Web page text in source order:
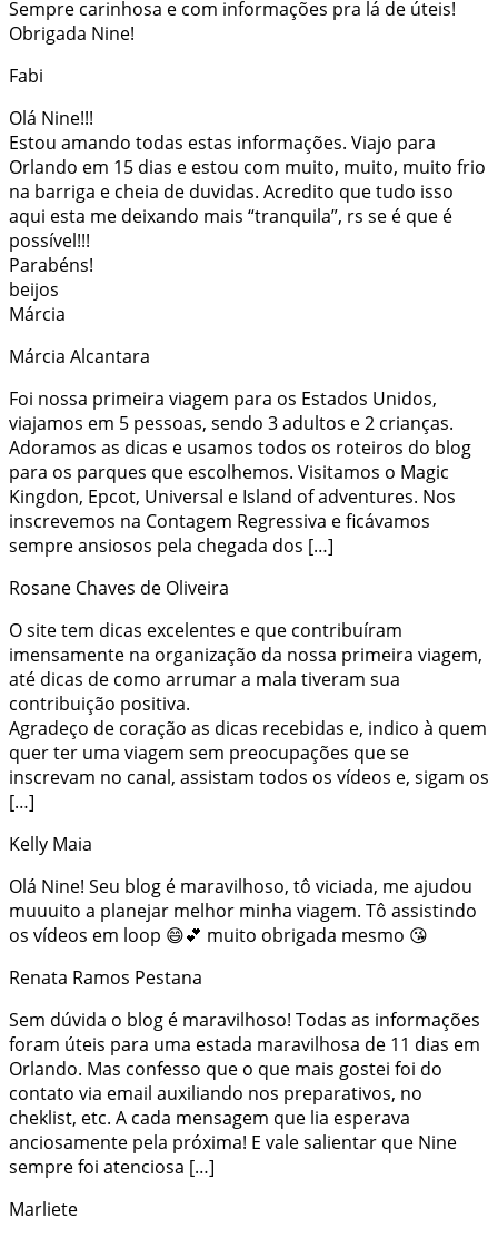
Sempre carinhosa e com informações pra lá de úteis!
Obrigada Nine!
Fabi
Olá Nine!!!
Estou amando todas estas informações. Viajo para
Orlando em 15 dias e estou com muito, muito, muito frio
na barriga e cheia de duvidas. Acredito que tudo isso
aqui esta me deixando mais “tranquila”, rs se é que é
possível!!!
Parabéns!
beijos
Márcia
Márcia Alcantara
Foi nossa primeira viagem para os Estados Unidos,
viajamos em 5 pessoas, sendo 3 adultos e 2 crianças.
Adoramos as dicas e usamos todos os roteiros do blog
para os parques que escolhemos. Visitamos o Magic
Kingdon, Epcot, Universal e Island of adventures. Nos
inscrevemos na Contagem Regressiva e ficávamos
sempre ansiosos pela chegada dos […]
Rosane Chaves de Oliveira
O site tem dicas excelentes e que contribuíram
imensamente na organização da nossa primeira viagem,
até dicas de como arrumar a mala tiveram sua
contribuição positiva.
Agradeço de coração as dicas recebidas e, indico à quem
quer ter uma viagem sem preocupações que se
inscrevam no canal, assistam todos os vídeos e, sigam os
[…]
Kelly Maia
Olá Nine! Seu blog é maravilhoso, tô viciada, me ajudou
muuuito a planejar melhor minha viagem. Tô assistindo
os vídeos em loop 😄💕 muito obrigada mesmo 😘
Renata Ramos Pestana
Sem dúvida o blog é maravilhoso! Todas as informações
foram úteis para uma estada maravilhosa de 11 dias em
Orlando. Mas confesso que o que mais gostei foi do
contato via email auxiliando nos preparativos, no
cheklist, etc. A cada mensagem que lia esperava
anciosamente pela próxima! E vale salientar que Nine
sempre foi atenciosa […]
Marliete